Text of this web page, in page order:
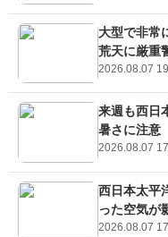
大型で非常
荒天に厳重
2026.08.07
来週も西日
暑さに注意
2026.08.07
西日本太平
った空気が
2026.08.07